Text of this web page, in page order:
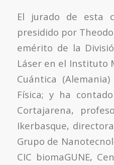
El jurado de esta
presidido por
emérito de la
Láser en el Instituto
Cuántica
Física; y ha
Cortajarena,
Ikerbasque,
Grupo de
CIC biomaGUNE,